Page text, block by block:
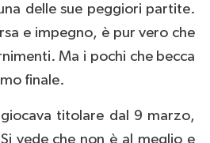
delle sue peggiori partite.
e impegno, è pur vero che
Ma i pochi che becca
finale.
titolare dal 9 marzo,
vede che non è al meglio e